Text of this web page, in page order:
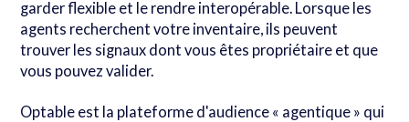
garder flexible et le rendre interopérable. Lorsque les
agents recherchent votre inventaire, ils peuvent
trouver les signaux dont vous êtes propriétaire et que
vous pouvez valider.
Optable est la plateforme d'audience « agentique » qui